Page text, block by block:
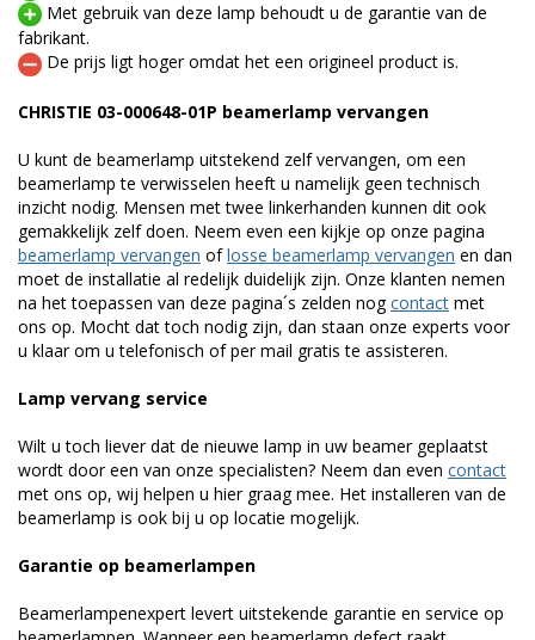
Met gebruik van deze lamp behoudt u de garantie van de
fabrikant.
De prijs ligt hoger omdat het een origineel product is.
CHRISTIE 03-000648-01P beamerlamp vervangen
U kunt de beamerlamp uitstekend zelf vervangen, om een
beamerlamp te verwisselen heeft u namelijk geen technisch
inzicht nodig. Mensen met twee linkerhanden kunnen dit ook
gemakkelijk zelf doen. Neem even een kijkje op onze pagina
beamerlamp vervangen oflosse beamerlamp vervangen en dan
moet de installatie al redelijk duidelijk zijn. Onze klanten nemen
na het toepassen van deze pagina´s zelden nogcontact met
ons op. Mocht dat toch nodig zijn, dan staan onze experts voor
u klaar om u telefonisch of per mail gratis te assisteren.
Lamp vervang service
Wilt u toch liever dat de nieuwe lamp in uw beamer geplaatst
wordt door een van onze specialisten? Neem dan even contact
met ons op, wij helpen u hier graag mee. Het installeren van de
beamerlamp is ook bij u op locatie mogelijk.
Garantie op beamerlampen
Beamerlampenexpert levert uitstekende garantie en service op